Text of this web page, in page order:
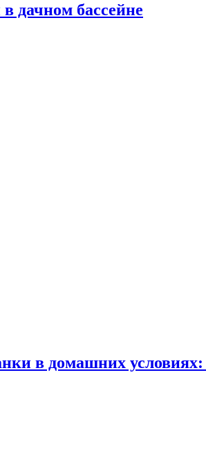
дачном бассейне
в домашних условиях: